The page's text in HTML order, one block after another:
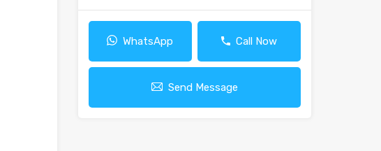
WhatsApp Call Now
Send Message